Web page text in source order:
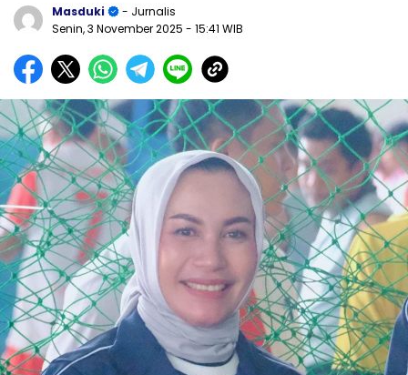
Masduki
- Jurnalis
Senin, 3 November 2025 - 15:41 WIB